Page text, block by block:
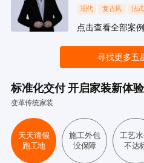
现代 复古风 法式
点击查看全部案
寻找更多五
标准化交付 开启家装新体验
变革传统家装
天天请假
跑工地
施工外包
没保障
工艺
不达